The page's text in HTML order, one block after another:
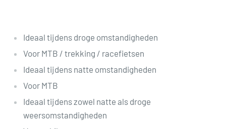
Ideaal tijdens droge omstandigheden
Voor MTB / trekking / racefietsen
Ideaal tijdens natte omstandigheden
Voor MTB
Ideaal tijdens zowel natte als droge
weersomstandigheden